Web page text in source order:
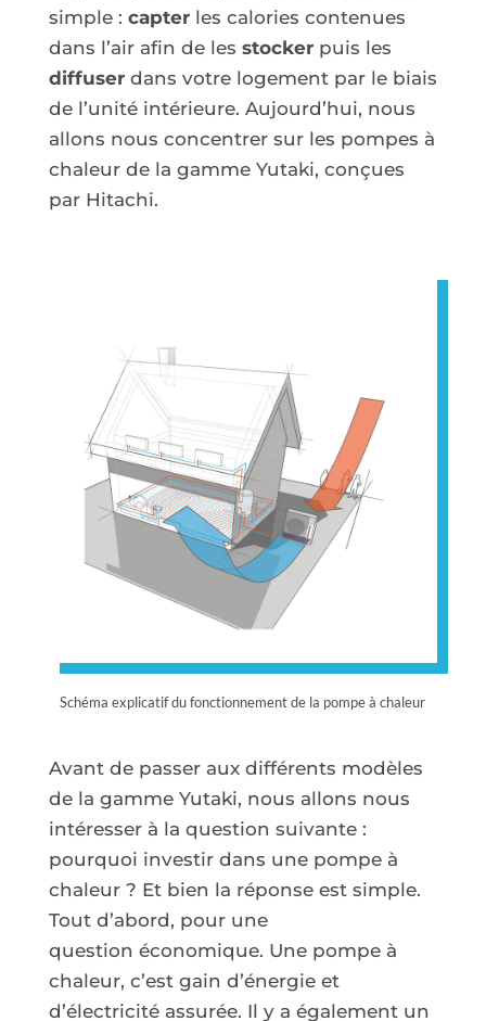
simple : capterles calories contenues
dans l’air afin de les stockerpuis les
diffuserdans votre logement par le biais
de l’unité intérieure. Aujourd’hui, nous
allons nous concentrer sur les pompes à
chaleur de la gamme Yutaki, conçues
par Hitachi.
Schéma explicatif du fonctionnement de la pompe à chaleur
Avant de passer aux différents modèles
de la gamme Yutaki, nous allons nous
intéresser à la question suivante :
pourquoi investir dans une pompe à
chaleur ? Et bien la réponse est simple.
Tout d’abord, pour une
question économique. Une pompe à
chaleur, c’est gain d’énergie et
d’électricité assurée. Il y a également un